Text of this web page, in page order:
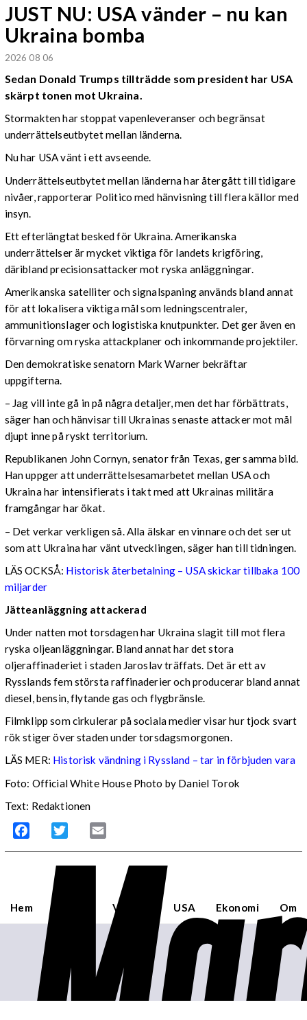
JUST NU: USA vänder – nu kan
Ukraina bomba
2026 08 06
Sedan Donald Trumps tillträdde som president har USA
skärpt tonen mot Ukraina.
Stormakten har stoppat vapenleveranser och begränsat
underrättelseutbytet mellan länderna.
Nu har USA vänt i ett avseende.
Underrättelseutbytet mellan länderna har återgått till tidigare
nivåer, rapporterar Politico med hänvisning till flera källor med
insyn.
Ett efterlängtat besked för Ukraina. Amerikanska
underrättelser är mycket viktiga för landets krigföring,
däribland precisionsattacker mot ryska anläggningar.
Amerikanska satelliter och signalspaning används bland annat
för att lokalisera viktiga mål som ledningscentraler,
ammunitionslager och logistiska knutpunkter. Det ger även en
förvarning om ryska attackplaner och inkommande projektiler.
Den demokratiske senatorn Mark Warner bekräftar
uppgifterna.
– Jag vill inte gå in på några detaljer, men det har förbättrats,
säger han och hänvisar till Ukrainas senaste attacker mot mål
djupt inne på ryskt territorium.
Republikanen John Cornyn, senator från Texas, ger samma bild.
Han uppger att underrättelsesamarbetet mellan USA och
Ukraina har intensifierats i takt med att Ukrainas militära
framgångar har ökat.
– Det verkar verkligen så. Alla älskar en vinnare och det ser ut
som att Ukraina har vänt utvecklingen, säger han till tidningen.
LÄS OCKSÅ: Historisk återbetalning – USA skickar tillbaka 100
miljarder
Jätteanläggning attackerad
Under natten mot torsdagen har Ukraina slagit till mot flera
ryska oljeanläggningar. Bland annat har det stora
oljeraffinaderiet i staden Jaroslav träffats. Det är ett av
Rysslands fem största raffinaderier och producerar bland annat
diesel, bensin, flytande gas och flygbränsle.
Filmklipp som cirkulerar på sociala medier visar hur tjock svart
rök stiger över staden under torsdagsmorgonen.
LÄS MER: Historisk vändning i Ryssland – tar in förbjuden vara
Foto: Official White House Photo by Daniel Torok
Text: Redaktionen
Facebook Twitter
Hem Världen USA Ekonomi Om